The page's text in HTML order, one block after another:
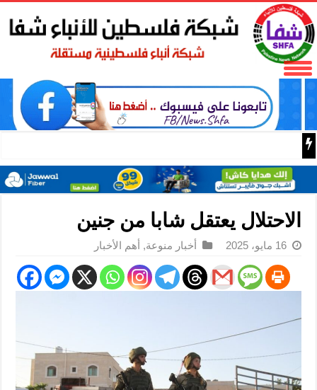
البر الرئيسي ينتقد سلطات الحزب الديمقراطي التقدمي
الاحتلال يعتقل شابا من جنين
16 مايو، 2025 أخبار منوعة, أهم الأخبار